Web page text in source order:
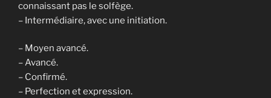
connaissant pas le solfège.
– Intermédiaire, avec une initiation.
– Moyen avancé.
– Avancé.
– Confirmé.
– Perfection et expression.